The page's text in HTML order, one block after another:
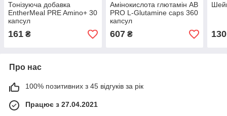
Тонізуюча добавка
EntherMeal PRE Amino+ 30
капсул
161 ₴
Амінокислота глютамін AB
PRO L-Glutamine caps 360
капсул
607₴ 130
Про нас
100% позитивних з 45 відгуків за рік
Працює з 27.04.2021